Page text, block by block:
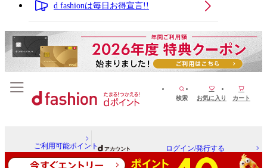
d fashionは毎日お得宣言!!
検索 お気に入り カート
ご利用可能ポイント ログイン/発行する